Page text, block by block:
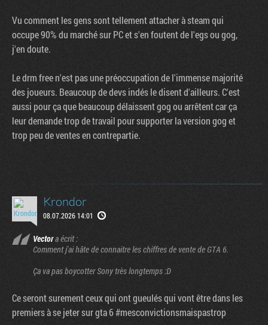
Vu comment les gens sont tellement attacher à steam qui
occupe 90% du marché sur PC et s'en foutent de l'egs ou gog,
j'en doute.
Le drm free n'est pas une préoccupation de l'immense majorité
des joueurs. Beaucoup de devs indés le disent d'ailleurs. C'est
aussi pour ça que beaucoup délaissent gog ou arrêtent car ça
leur demande trop de travail pour supporter la version gog et
trop peu de ventes en contrepartie.
Krondor
08.07.2026 14:01
Vectora écrit :
Comment j'ai hâte de connaitre les chiffres de vente de GTA 6.
Ça va pas boycotter Sony très longtemps :D
Ce seront surement ceux qui ont gueulés qui vont être dans les
premiers à se jeter sur gta 6 #mesconvictionsmaispastrop